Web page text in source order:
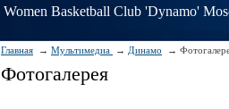
Women Basketball Club 'Dynamo'
Главная Мультимедиа Динамо
Фотогалерея